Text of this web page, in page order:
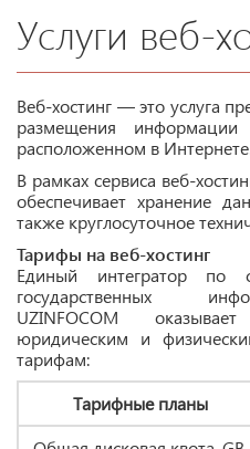
Услуги веб-
Веб-хостинг — это услуга
размещения информации
расположенном в
В рамках сервиса веб-
обеспечивает хранение
также круглосуточное
Тарифы на веб-хостинг
Единый интегратор по
государственных
UZINFOCOM
юридическим и
тарифам:
Тарифные планы